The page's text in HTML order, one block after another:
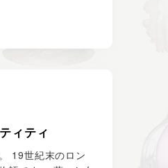
ィティ
19世紀末のロン